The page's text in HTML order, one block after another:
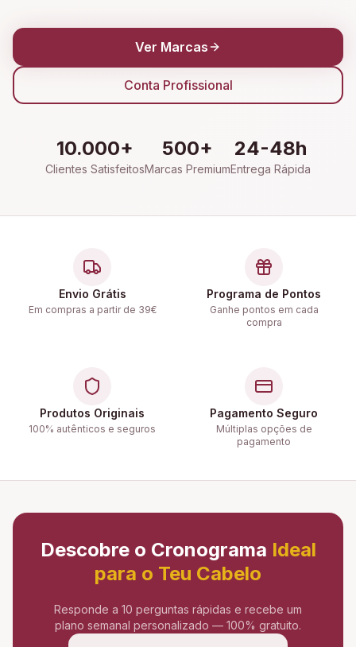
Ver Marcas
Conta Profissional
10.000+
Clientes Satisfeitos
500+
Marcas Premium
24-48h
Entrega Rápida
Envio Grátis
Em compras a partir de 39€
Programa de Pontos
Ganhe pontos em cada
compra
Produtos Originais
100% autênticos e seguros
Pagamento Seguro
Múltiplas opções de
pagamento
Descobre o Cronograma Ideal
para o Teu Cabelo
Responde a 10 perguntas rápidas e recebe um
plano semanal personalizado — 100% gratuito.